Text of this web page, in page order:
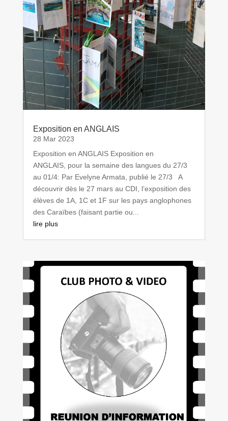
Exposition en ANGLAIS
28 Mar 2023
Exposition en ANGLAIS Exposition en
ANGLAIS, pour la semaine des langues du 27/3
au 01/4: Par Evelyne Armata, publié le 27/3 A
découvrir dès le 27 mars au CDI, l’exposition des
élèves de 1A, 1C et 1F sur les pays anglophones
des Caraïbes (faisant partie ou...
lire plus